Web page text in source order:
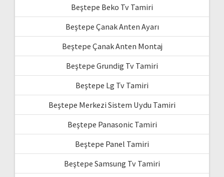
Beştepe Beko Tv Tamiri
Beştepe Çanak Anten Ayarı
Beştepe Çanak Anten Montaj
Beştepe Grundig Tv Tamiri
Beştepe Lg Tv Tamiri
Beştepe Merkezi Sistem Uydu Tamiri
Beştepe Panasonic Tamiri
Beştepe Panel Tamiri
Beştepe Samsung Tv Tamiri